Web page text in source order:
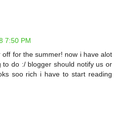
7:50 PM
for the summer! now i have alot
to do :/ blogger should notify us or
soo rich i have to start reading